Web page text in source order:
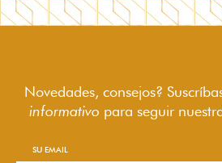
Novedades, consejos?
informativo para seguir